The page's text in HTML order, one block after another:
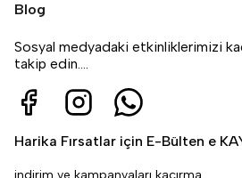
Blog
Sosyal medyadaki etkinliklerimizi
takip edin....
Harika Fırsatlar için E-Bülten e
indirim ve kampanyaları kaçırma